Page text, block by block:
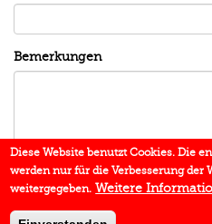
Bemerkungen
Diese Website benutzt Cookies. Die
werden nur für die Verbesserung der
weitergegeben. Weitere